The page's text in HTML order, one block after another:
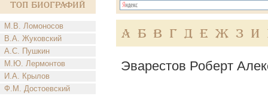
Топ Биографий
М.В. Ломоносов
В.А. Жуковский
А.С. Пушкин
М.Ю. Лермонтов
И.А. Крылов
Ф.М. Достоевский
А Б В Г Д Е Ж З И
Эварестов Роберт